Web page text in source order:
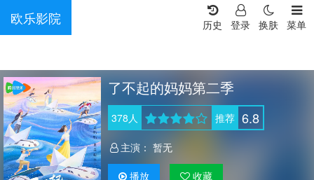
欧乐影院 菜单
换肤
登录
历史
了不起的妈妈第二季
378人 推荐 6.8
主演： 暂无
播放 收藏